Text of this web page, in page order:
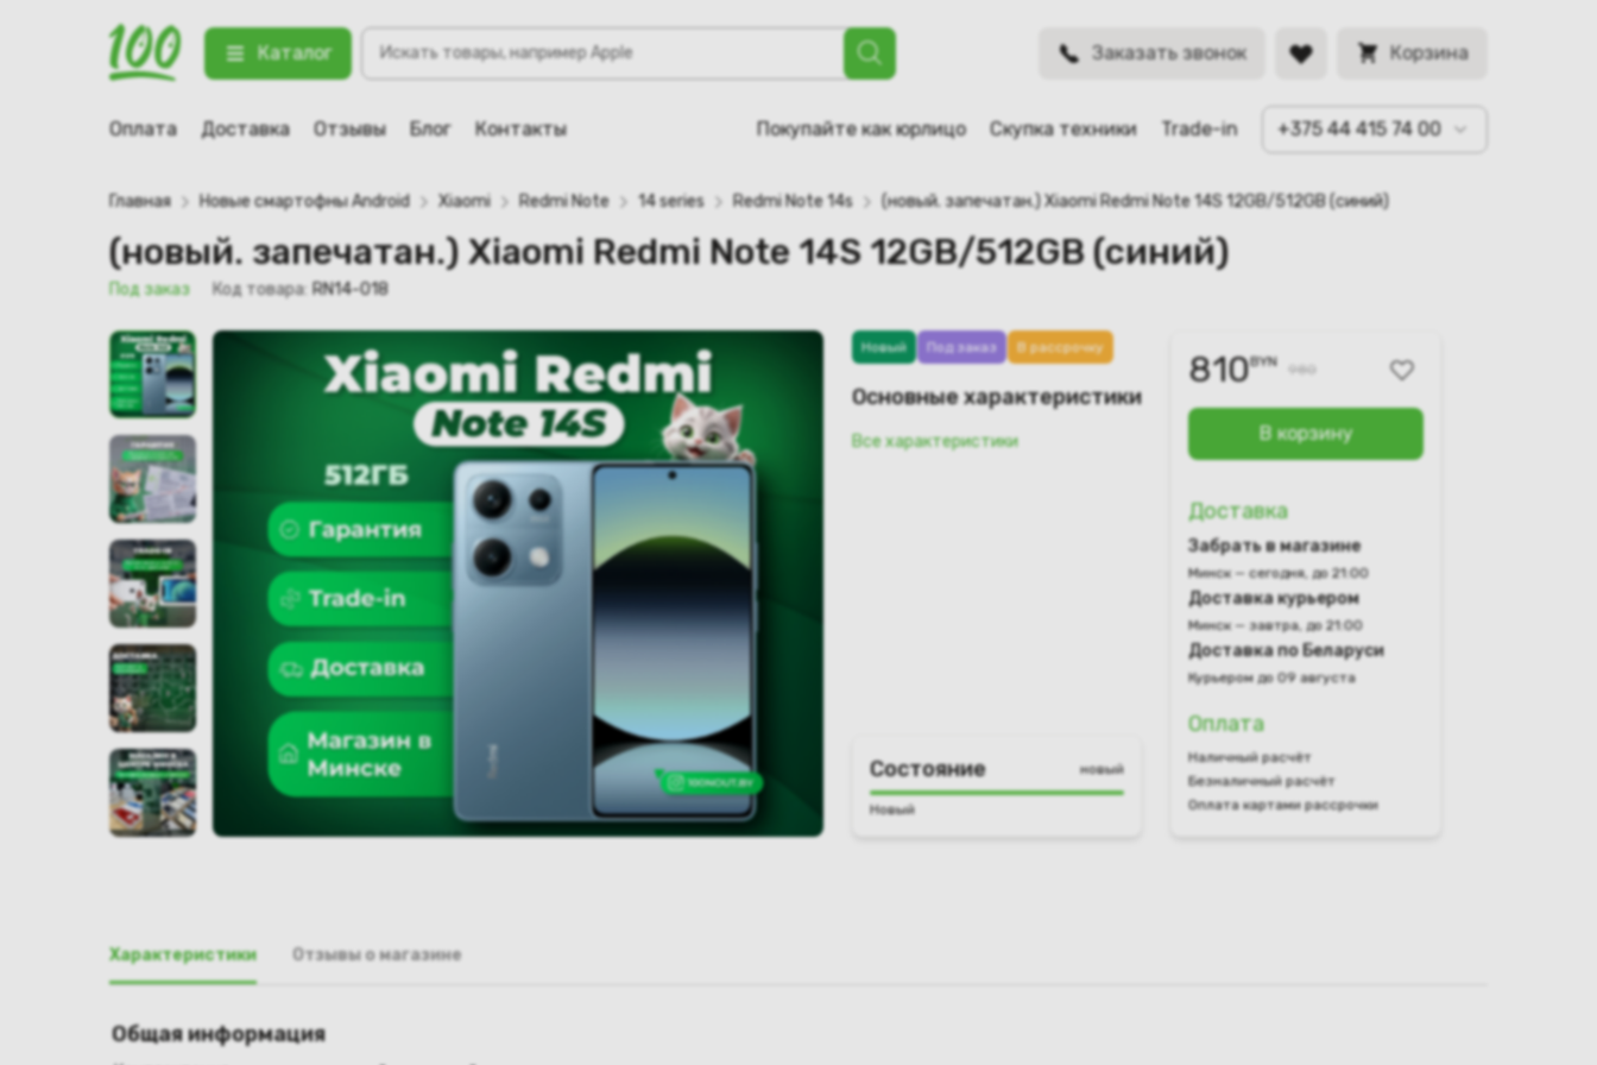
Каталог
товаров
Заказать звонок Корзина
Оплата Доставка Отзывы Блог Контакты Покупайте как юрлицо Скупка техники Trade-in +375 44 415 74 00
(новый. запечатан.) Xiaomi Redmi Note 14S 12GB/512GB (синий)
123 Под заказ
Главная Новые смартофны Android Xiaomi Redmi Note 14 series Redmi Note 14s (новый. запечатан.) Xiaomi Redmi Note 14S 12GB/512GB (синий)
(новый. запечатан.) Xiaomi Redmi Note 14S 12GB/512GB (синий)
Под заказ Код товара: RN14-018
Новый Под заказ В рассрочку
Основные характеристики
Все характеристики
Состояние новый
Новый
810BYN 980
В корзину
Доставка
Забрать в магазине
Минск — сегодня, до 21:00
Доставка курьером
Минск — завтра, до 21:00
Доставка по Беларуси
Курьером до 09 августа
Оплата
Наличный расчёт
Безналичный расчёт
Оплата картами рассрочки
Характеристики Отзывы о магазине
Общая информация